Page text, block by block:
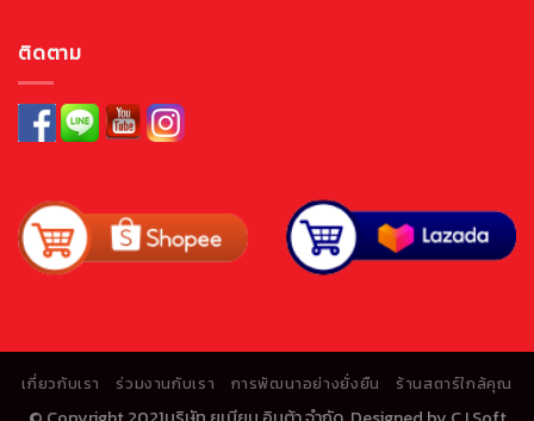
ติดตาม
เกี่ยวกับเรา ร่วมงานกับเรา การพัฒนาอย่างยั่งยืน ร้านสตาร์ใกล้คุณ